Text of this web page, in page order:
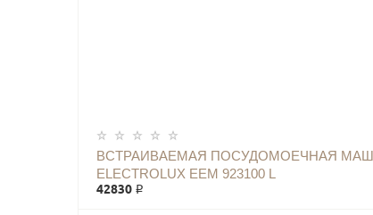
ВСТРАИВАЕМАЯ ПОСУДОМОЕЧНАЯ
ELECTROLUX EEM 923100 L
42830 ₽